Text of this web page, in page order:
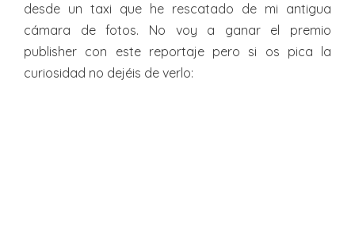
desde un taxi que he rescatado de mi antigua
cámara de fotos. No voy a ganar el premio
publisher con este reportaje pero si os pica la
curiosidad no dejéis de verlo: